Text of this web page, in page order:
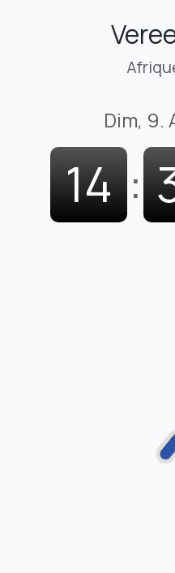
Dim, 9.
14 :